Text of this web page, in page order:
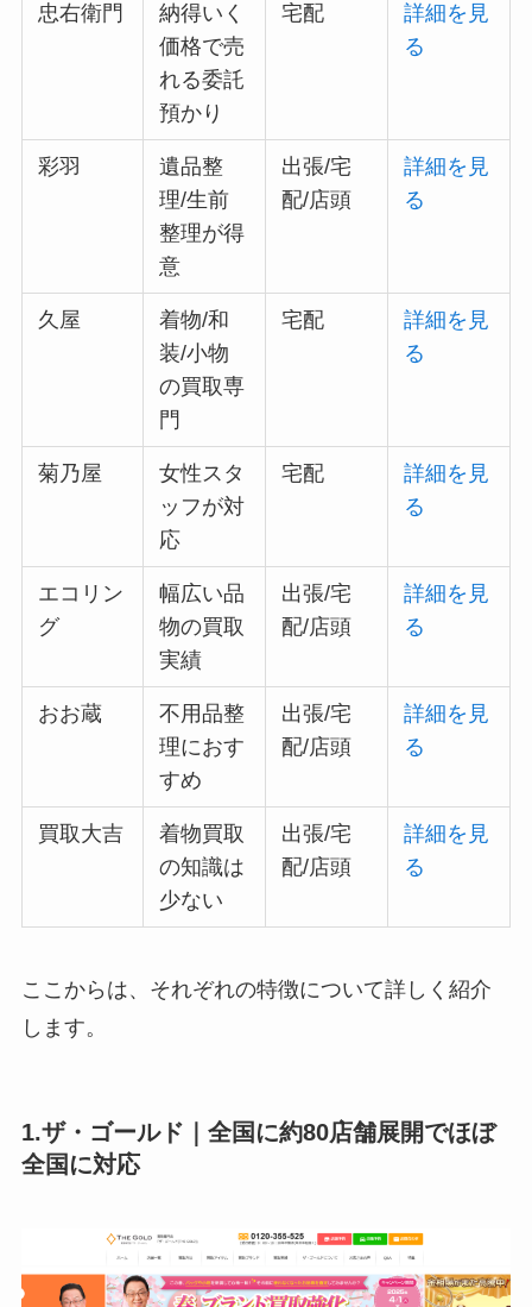
忠右衛門
納得いく
価格で売
れる委託
預かり
宅配
詳細を見
る
彩羽
遺品整
理/生前
整理が得
意
出張/宅
配/店頭
詳細を見
る
久屋
着物/和
装/小物
の買取専
門
宅配
詳細を見
る
菊乃屋
女性スタ
ッフが対
応
宅配
詳細を見
る
エコリン
グ
幅広い品
物の買取
実績
出張/宅
配/店頭
詳細を見
る
おお蔵
不用品整
理におす
すめ
出張/宅
配/店頭
詳細を見
る
買取大吉
着物買取
の知識は
少ない
出張/宅
配/店頭
詳細を見
る
ここからは、それぞれの特徴について詳しく紹介
します。
1.ザ・ゴールド｜全国に約80店舗展開でほぼ
全国に対応